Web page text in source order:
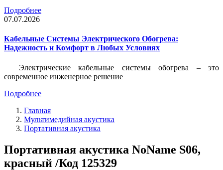
Подробнее
07.07.2026
Кабельные Системы Электрического Обогрева:
Надежность и Комфорт в Любых Условиях
Электрические кабельные системы обогрева – это
современное инженерное решение
Подробнее
Главная
Мультимедийная акустика
Портативная акустика
Портативная акустика NoName S06,
красный /Код 125329